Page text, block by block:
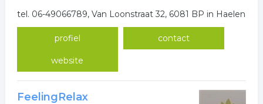
tel. 06-49066789, Van Loonstraat 32, 6081 BP in Haelen
profiel contact
website
FeelingRelax